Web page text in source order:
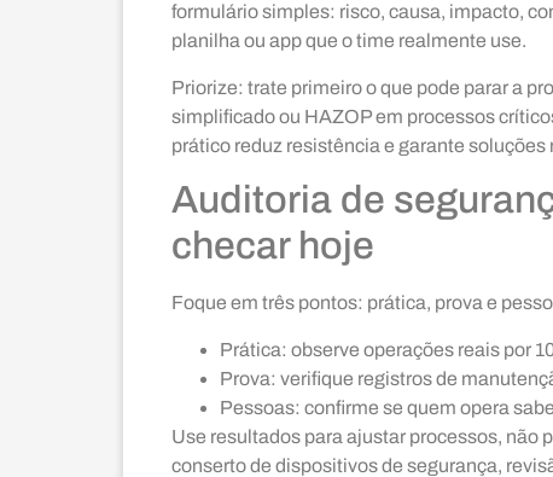
formulário simples: risco, causa, impacto,
planilha ou app que o time realmente use.
Priorize: trate primeiro o que pode parar a
simplificado ou HAZOP em processos
prático reduz resistência e garante soluções
Auditoria de
checar hoje
Foque em três pontos: prática, prova e
Prática: observe operações reais por
Prova: verifique registros de
Pessoas: confirme se quem opera
Use resultados para ajustar processos, não
conserto de dispositivos de segurança,